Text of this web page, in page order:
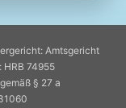
Amtsgericht
HRB 74955
§ 27 a